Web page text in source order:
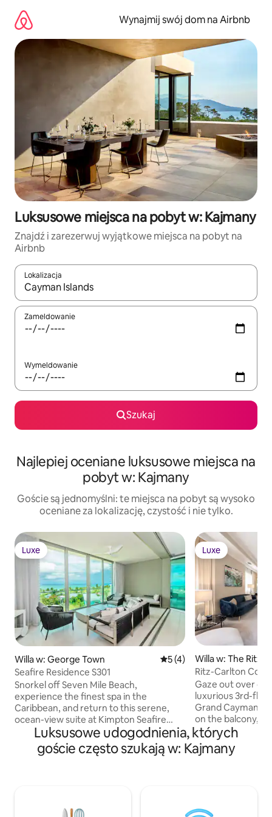
treści
Wynajmij swój dom na Airbnb
Luksusowe miejsca na pobyt w: Kajmany
Znajdź i zarezerwuj wyjątkowe miejsca na pobyt na
Airbnb
Lokalizacja
Gdy wyniki będą dostępne, możesz poruszać się po nich za
Zameldowanie
Wymeldowanie
Szukaj
Najlepiej oceniane luksusowe miejsca na
pobyt w: Kajmany
Goście są jednomyślni: te miejsca na pobyt są wysoko
oceniane za lokalizację, czystość i nie tylko.
Luxe
Luxe
Willa w: George Town Średnia ocena: 5 na 5,
5 (4)
Seafire Residence S301
Snorkel off Seven Mile Beach,
experience the finest spa in the
Caribbean, and return to this serene,
ocean-view suite at Kimpton Seafire
Resort. Named for the fiery glow of the
sunset off Grand Cayman's west coast,
this lifestyle resort has been ranked
everything you need for a rejuvenating
Luxe
Luxe
Willa w: The Ritz-
n, Seven Mile
Islands
Ritz-Carlton
Residences
Gaze out over
luxurious 3rd-
Grand Cayman.
on the balcony,
begins to set.
Mile Beach to
bar and maybe
& BATHROOM •
Luksusowe udogodnienia, których
goście często szukają w: Kajmany